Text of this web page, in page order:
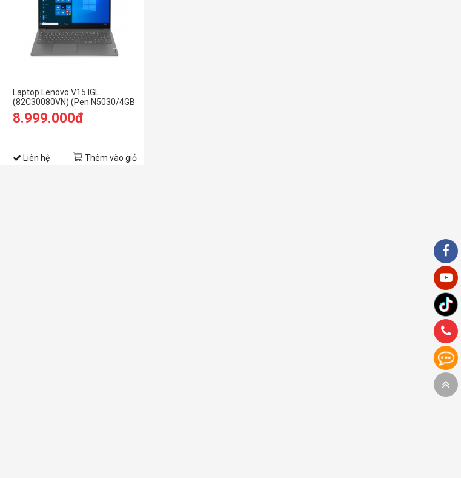
Laptop Lenovo V15 IGL
(82C30080VN) (Pen N5030/4GB
RAM/256GB SSD/15.6
HD/Dos/Xám)
8.999.000đ
Liên hệ Thêm vào giỏ